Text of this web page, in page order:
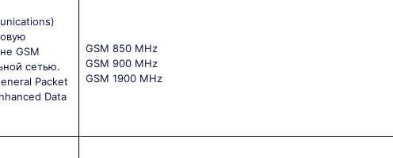
GSM
сетью.
Packet
Data
GSМ 850 МНz
GSМ 900 МНz
GSМ 1900 МНz